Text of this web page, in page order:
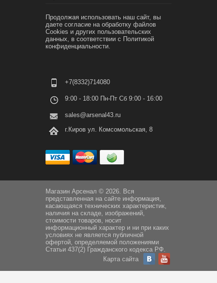
Продолжая использовать наш сайт, вы
даете согласие на обработку файлов
Cookies и других пользовательских
данных, в соответствии с Политикой
конфиденциальности.
+7(8332)714080
9:00 - 18:00 Пн-Пт Сб 9:00 - 16:00
sales@arsenal43.ru
г.Киров ул. Комсомольская, 8
Магазин Арсенал © 2026. Вся
представленная на сайте информация,
касающаяся технических характеристик,
наличия на складе, изображений,
стоимости товаров, носит
информационный характер и ни при каких
условиях не является публичной
офертой, определяемой положениями
Статьи 437(2) Гражданского кодекса РФ.
Карта сайта